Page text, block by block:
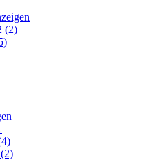
(2)